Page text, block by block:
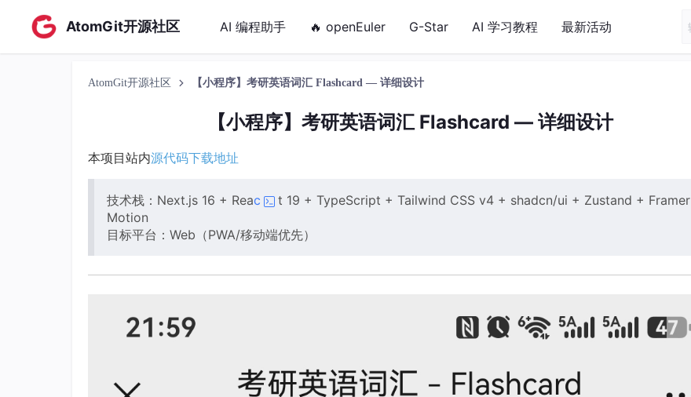
AtomGit开源社区 AI 编程助手 🔥 openEuler G-Star AI 学习教程 最新活动
AtomGit开源社区 【小程序】考研英语词汇 Flashcard — 详细设计
【小程序】考研英语词汇 Flashcard — 详细设计
本项目站内源代码下载地址
技术栈：Next.js 16 + Reac
t 19 + TypeScript + Tailwind CSS v4 + shadcn/ui + Zustand + Framer
Motion
目标平台：Web（PWA/移动端优先）